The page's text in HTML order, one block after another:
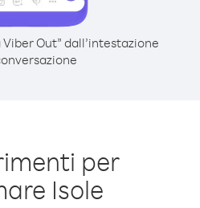
Out” dall’intestazione
per
Isole